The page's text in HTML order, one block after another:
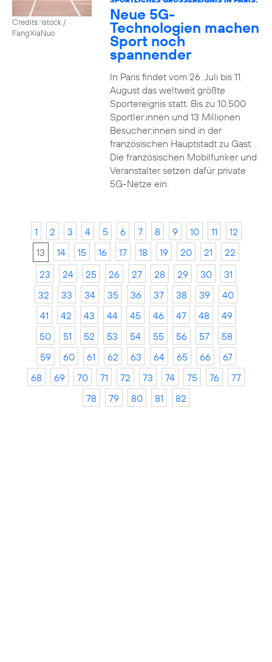
Credits: istock /
FangXiaNuo
Neue 5G-
Technologien machen
Sport noch
spannender
In Paris findet vom 26. Juli bis 11.
August das weltweit größte
Sportereignis statt. Bis zu 10.500
Sportler:innen und 13 Millionen
Besucher:innen sind in der
französischen Hauptstadt zu Gast. .
Die französischen Mobilfunker und
Veranstalter setzen dafür private
5G-Netze ein.
1 2 3 4 5 6 7 8 9 10 11
12
13
14 15 16 17 18 19 20 21
22
23
24 25 26 27 28 29 30
31
32
33 34 35 36 37 38 39
40
41
42 43 44 45 46 47 48
49
50
51 52 53 54 55 56 57
58
59
60 61 62 63 64 65 66
67
68
69 70 71 72 73 74 75 76
77
78
79 80 81 82